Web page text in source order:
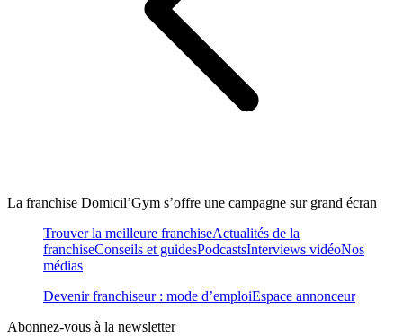
La franchise Domicil’Gym s’offre une campagne sur grand écran
Trouver la meilleure franchiseActualités de la
franchiseConseils et guidesPodcastsInterviews vidéoNos
médias
Devenir franchiseur : mode d’emploiEspace annonceur
Abonnez-vous à la newsletter